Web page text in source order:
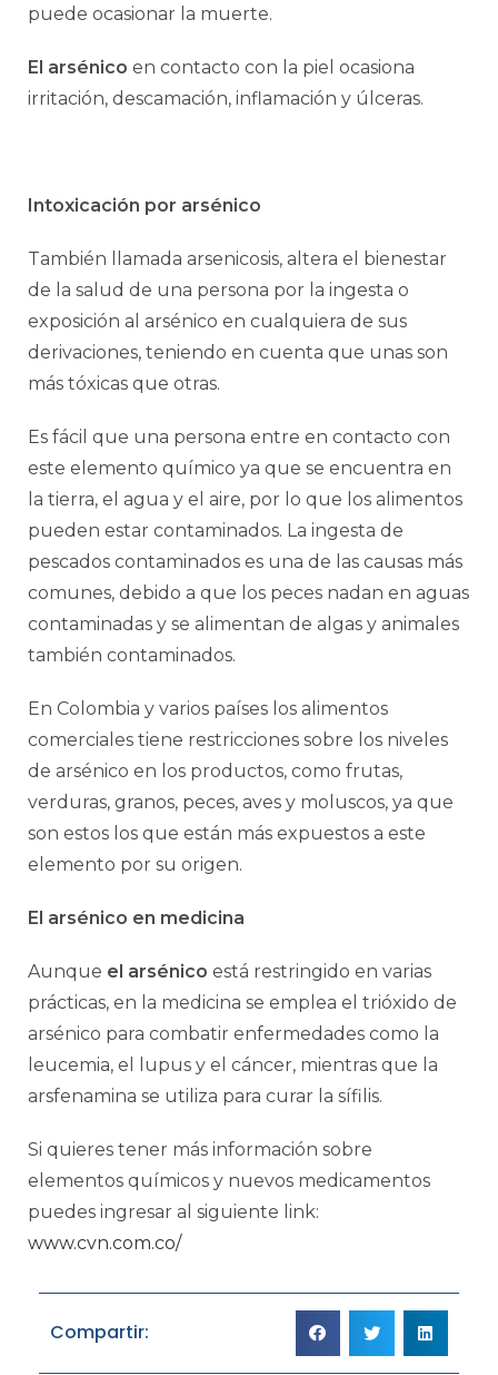
puede ocasionar la muerte.
El arsénico en contacto con la piel ocasiona
irritación, descamación, inflamación y úlceras.
Intoxicación por arsénico
También llamada arsenicosis, altera el bienestar
de la salud de una persona por la ingesta o
exposición al arsénico en cualquiera de sus
derivaciones, teniendo en cuenta que unas son
más tóxicas que otras.
Es fácil que una persona entre en contacto con
este elemento químico ya que se encuentra en
la tierra, el agua y el aire, por lo que los alimentos
pueden estar contaminados. La ingesta de
pescados contaminados es una de las causas más
comunes, debido a que los peces nadan en aguas
contaminadas y se alimentan de algas y animales
también contaminados.
En Colombia y varios países los alimentos
comerciales tiene restricciones sobre los niveles
de arsénico en los productos, como frutas,
verduras, granos, peces, aves y moluscos, ya que
son estos los que están más expuestos a este
elemento por su origen.
El arsénico en medicina
Aunque el arsénico está restringido en varias
prácticas, en la medicina se emplea el trióxido de
arsénico para combatir enfermedades como la
leucemia, el lupus y el cáncer, mientras que la
arsfenamina se utiliza para curar la sífilis.
Si quieres tener más información sobre
elementos químicos y nuevos medicamentos
puedes ingresar al siguiente link:
www.cvn.com.co/
Compartir: